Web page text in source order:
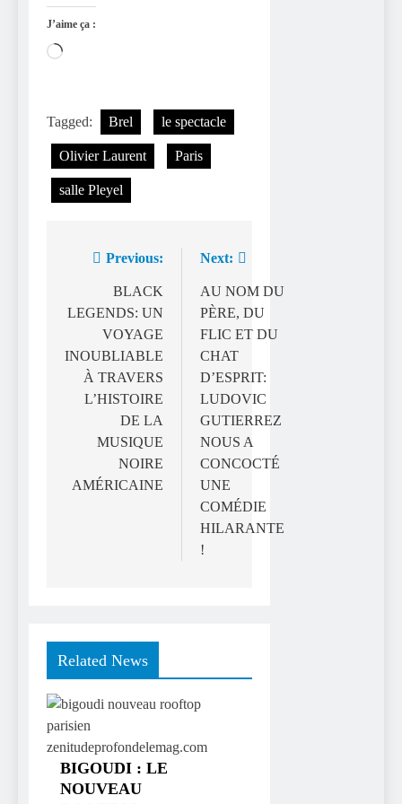
J’aime ça :
Chargement…
Tagged: Brel le spectacle
Olivier Laurent Paris
salle Pleyel
Navigation
l’article
Previous:
BLACK
LEGENDS: UN
VOYAGE
INOUBLIABLE
À TRAVERS
L’HISTOIRE
DE LA
MUSIQUE
NOIRE
AMÉRICAINE
Next:
AU NOM DU
PÈRE, DU
FLIC ET DU
CHAT
D’ESPRIT:
LUDOVIC
GUTIERREZ
NOUS A
CONCOCTÉ
UNE
COMÉDIE
HILARANTE
!
Related News
BIGOUDI : LE
NOUVEAU